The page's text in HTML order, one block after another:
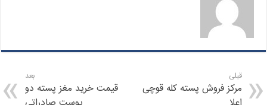
قبلی
مرکز فروش پسته کله قوچی
بعد
قیمت خرید مغز پسته دو